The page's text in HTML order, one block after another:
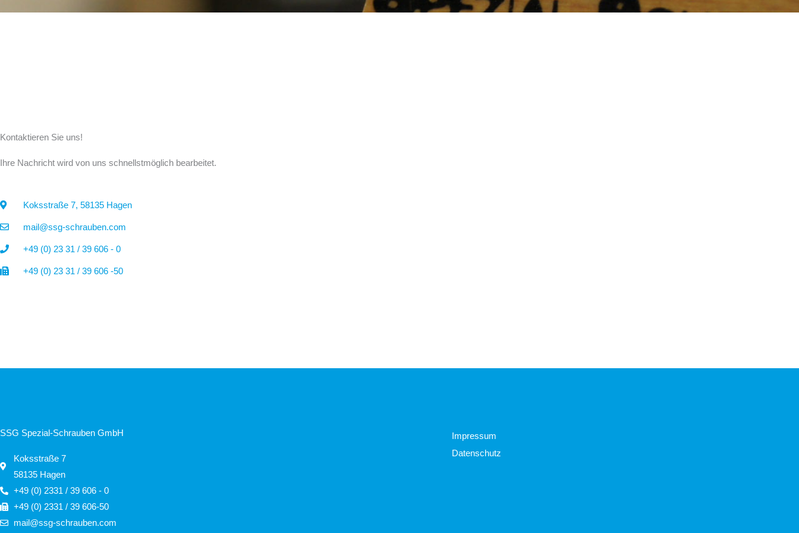
Kontaktieren Sie uns!
Ihre Nachricht wird von uns schnellstmöglich bearbeitet.
Koksstraße 7, 58135 Hagen
mail@ssg-schrauben.com
+49 (0) 23 31 / 39 606 - 0
+49 (0) 23 31 / 39 606 -50
SSG Spezial-Schrauben GmbH
Koksstraße 7
58135 Hagen
+49 (0) 2331 / 39 606 - 0
+49 (0) 2331 / 39 606-50
mail@ssg-schrauben.com
Impressum
Datenschutz